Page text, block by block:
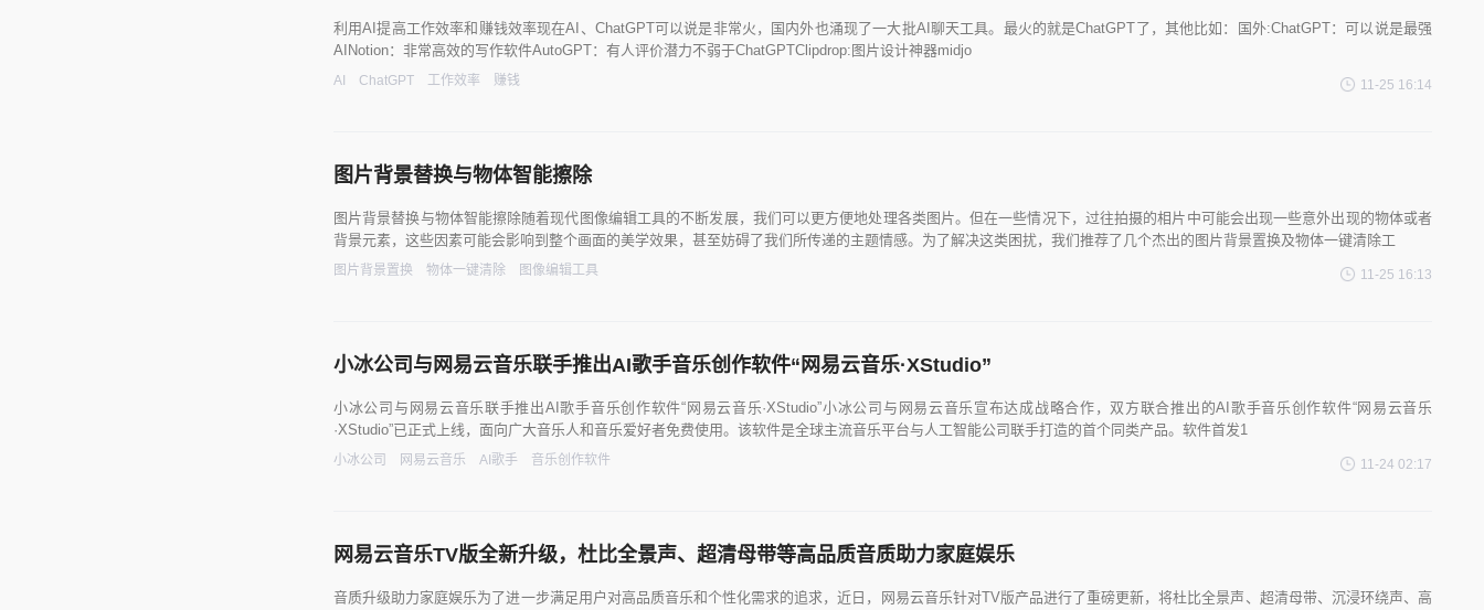
利用AI提高工作效率和赚钱效率现在AI、ChatGPT可以说是非常火，国内外也涌现了一大批AI聊天工具。最火的就是ChatGPT了，其他比如：国外:ChatGPT：可以说是最强
AINotion：非常高效的写作软件AutoGPT：有人评价潜力不弱于ChatGPTClipdrop:图片设计神器midjo
AI ChatGPT 工作效率 赚钱 11-25 16:14
图片背景替换与物体智能擦除
图片背景替换与物体智能擦除随着现代图像编辑工具的不断发展，我们可以更方便地处理各类图片。但在一些情况下，过往拍摄的相片中可能会出现一些意外出现的物体或者
背景元素，这些因素可能会影响到整个画面的美学效果，甚至妨碍了我们所传递的主题情感。为了解决这类困扰，我们推荐了几个杰出的图片背景置换及物体一键清除工
图片背景置换 物体一键清除 图像编辑工具 11-25 16:13
小冰公司与网易云音乐联手推出AI歌手音乐创作软件“网易云音乐·XStudio”
小冰公司与网易云音乐联手推出AI歌手音乐创作软件“网易云音乐·XStudio”小冰公司与网易云音乐宣布达成战略合作，双方联合推出的AI歌手音乐创作软件“网易云音乐
·XStudio”已正式上线，面向广大音乐人和音乐爱好者免费使用。该软件是全球主流音乐平台与人工智能公司联手打造的首个同类产品。软件首发1
小冰公司 网易云音乐 AI歌手 音乐创作软件 11-24 02:17
网易云音乐TV版全新升级，杜比全景声、超清母带等高品质音质助力家庭娱乐
音质升级助力家庭娱乐为了进一步满足用户对高品质音乐和个性化需求的追求，近日，网易云音乐针对TV版产品进行了重磅更新，将杜比全景声、超清母带、沉浸环绕声、高